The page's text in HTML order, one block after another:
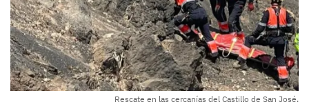
Rescate en las cercanías del Castillo de San José.